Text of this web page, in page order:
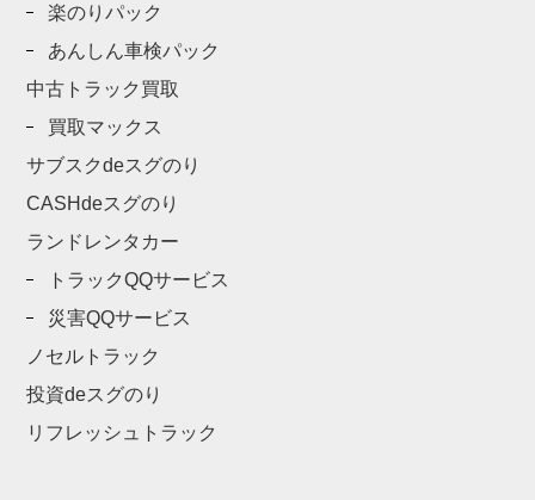
楽のりパック
あんしん車検パック
中古トラック買取
買取マックス
サブスクdeスグのり
CASHdeスグのり
ランドレンタカー
トラックQQサービス
災害QQサービス
ノセルトラック
投資deスグのり
リフレッシュトラック